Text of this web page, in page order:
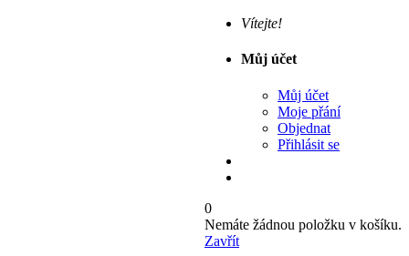
Vítejte!
Můj účet
Můj účet
Moje přání
Objednat
Přihlásit se
0
Nemáte žádnou položku v košíku.
Zavřít